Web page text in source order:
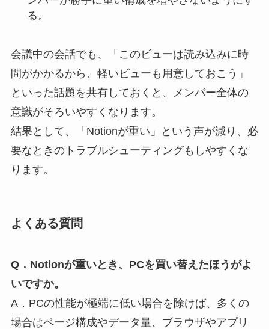
る。
会議中の会話でも、「このビューは読み込みに時
間がかかるから、軽いビューも用意しておこう」
といった話題を共有しておくと、メンバー全体の
意識がそろいやすくなります。
結果として、「Notionが重い」という声が減り、必
要なときのトラブルシューティングもしやすくな
ります。
よくある質問
Q．Notionが重いとき、PCを買い替えたほうがよ
いですか。
A．PCの性能が極端に低い場合を除けば、多くの
場合はページ構成やデータ量、ブラウザやアプリ